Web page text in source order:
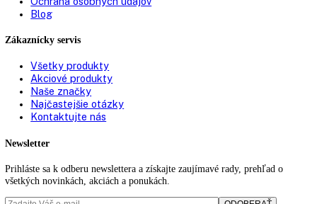
info@kitchenzone.sk
www.kitchenzone.sk
Informácie
O spoločnosti
Možnosti dopravy a platby
Obchodné podmienky
Ochrana osobných údajov
Zákaznícky servis